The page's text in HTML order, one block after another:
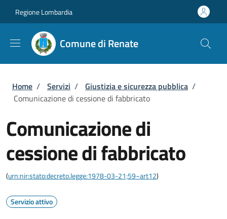
Regione Lombardia
Comune di Renate
Briciole di pane
Home / Servizi / Giustizia e sicurezza pubblica /
Comunicazione di cessione di fabbricato
Comunicazione di
cessione di fabbricato
(urn:nir:stato:decreto.legge:1978-03-21;59~art12)
Servizio attivo